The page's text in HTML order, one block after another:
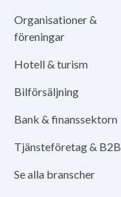
Organisationer &
föreningar
Hotell & turism
Bilförsäljning
Bank & finanssektorn
Tjänsteföretag & B2B
Se alla branscher